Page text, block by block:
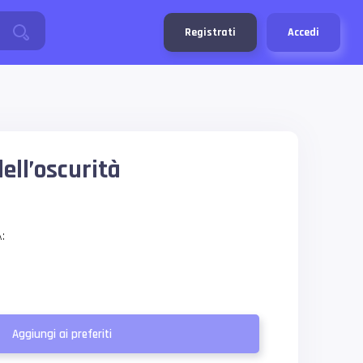
Registrati Accedi
Aggiungi ai preferiti